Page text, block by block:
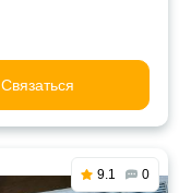
Связаться
9.1 0